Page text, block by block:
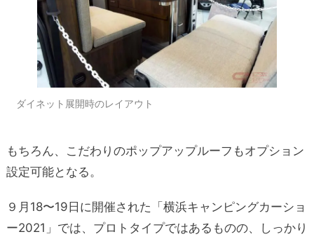
ダイネット展開時のレイアウト
もちろん、こだわりのポップアップルーフもオプション
設定可能となる。
９月18〜19日に開催された「横浜キャンピングカーショ
ー2021」では、プロトタイプではあるものの、しっかり